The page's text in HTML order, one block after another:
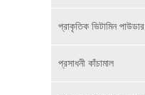
প্রাকৃতিক ভিটামিন পাউডার
প্রসাধনী কাঁচামাল